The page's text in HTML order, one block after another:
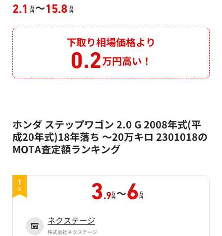
2.1 万
円 ～15.8 万
円
下取り相場価格より
0.2万円高い！
ホンダ ステップワゴン 2.0 G 2008年式(平
成20年式)18年落ち ～20万キロ 2301018の
MOTA査定額ランキング
1
位 3 .9万
円 ～6万
円
ネクステージ
株式会社ネクステージ